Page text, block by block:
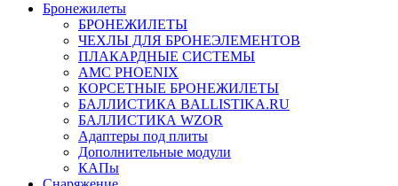
Бронежилеты
БРОНЕЖИЛЕТЫ
ЧЕХЛЫ ДЛЯ БРОНЕЭЛЕМЕНТОВ
ПЛАКАРДНЫЕ СИСТЕМЫ
АМС PHOENIX
КОРСЕТНЫЕ БРОНЕЖИЛЕТЫ
БАЛЛИСТИКА BALLISTIKA.RU
БАЛЛИСТИКА WZOR
Адаптеры под плиты
Дополнительные модули
КАПы